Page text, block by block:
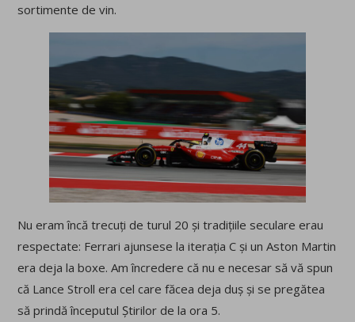
sortimente de vin.
Nu eram încă trecuți de turul 20 și tradițiile seculare erau
respectate: Ferrari ajunsese la iterația C și un Aston Martin
era deja la boxe. Am încredere că nu e necesar să vă spun
că Lance Stroll era cel care făcea deja duș și se pregătea
să prindă începutul Știrilor de la ora 5.